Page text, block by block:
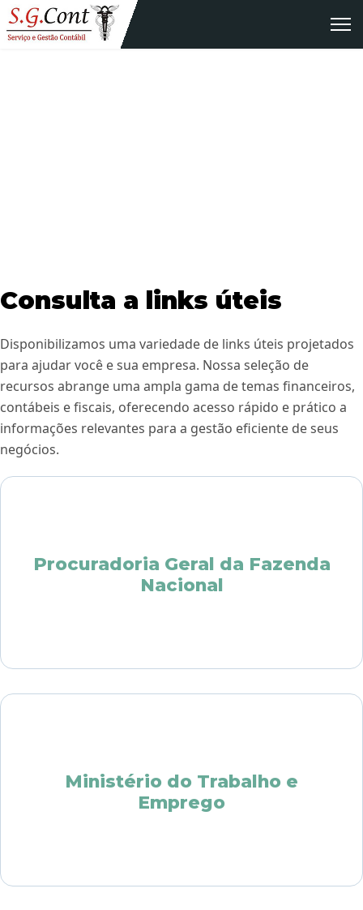
Consulta a links úteis
Disponibilizamos uma variedade de links úteis projetados
para ajudar você e sua empresa. Nossa seleção de
recursos abrange uma ampla gama de temas financeiros,
contábeis e fiscais, oferecendo acesso rápido e prático a
informações relevantes para a gestão eficiente de seus
negócios.
Procuradoria Geral da Fazenda
Nacional
Ministério do Trabalho e
Emprego